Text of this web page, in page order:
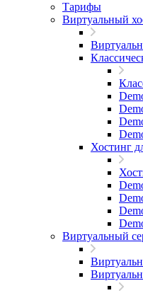
Тарифы
Виртуальный
Хостинг
Виртуальный